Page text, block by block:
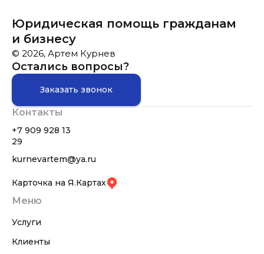
Юридическая помощь гражданам
и бизнесу
© 2026, Артем Курнев
Остались вопросы?
Заказать звонок
Контакты
+7 909 928 13
29
kurnevartem@ya.ru
Карточка на Я.Картах
Меню
Услуги
Клиенты